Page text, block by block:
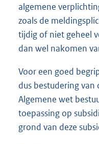
algemene
zoals de
tijdig of niet geheel
dan wel nakomen
Voor een goed
dus bestudering van
Algemene wet
toepassing op
grond van deze